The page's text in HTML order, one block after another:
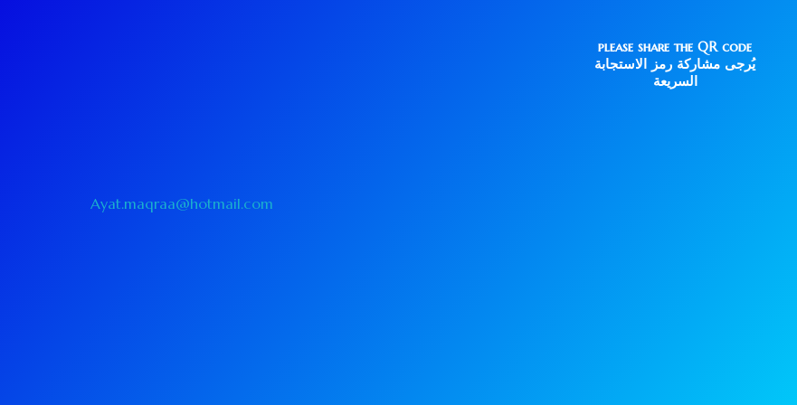
Ayat.maqraa@hotmail.com
please share the QR code
يُرجى مشاركة رمز الاستجابة
السريعة